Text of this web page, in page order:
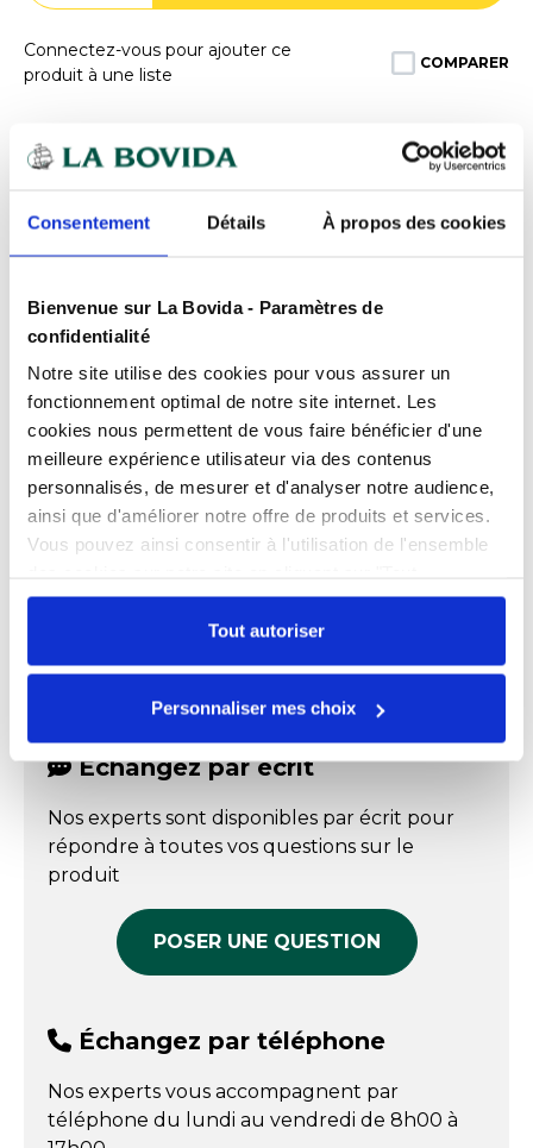
Consentement Détails À propos des cookies
Bienvenue sur La Bovida - Paramètres de
confidentialité
Notre site utilise des cookies pour vous assurer un
fonctionnement optimal de notre site internet. Les
cookies nous permettent de vous faire bénéficier d'une
meilleure expérience utilisateur via des contenus
personnalisés, de mesurer et d'analyser notre audience,
ainsi que d'améliorer notre offre de produits et services.
Vous pouvez ainsi consentir à l'utilisation de l'ensemble
autoriser". Cependant, si vous ne souhaitez autoriser que
certains types de cookies, veuillez cliquer sur
"Personnaliser mes choix".
Tout autoriser
Personnaliser mes choix
Connectez-vous pour ajouter ce
produit à une liste
COMPARER
Expéditionrapide
Paiement
100% sécurisé
Présentation
Une matière naturelle et solide pour
une ficelle de boucher de qualité
Ficelle de boucherprofessionnelle utilisée pour la
réalisation des rôtis et autres préparations bouchères
ficelées.
Ficelage rapide et simple.
Devi'Rolls de 1 kg (1750 mètres).
Couleur : blanc.
Calibre ficelage des produits : 35/2
Conditionnement ficelles : Rolls de 1 kg
Caractéristiques
Conditionnement Devi'Rolls de 1 kg
Couleur Blanc
Longueur 1750 m
Produits complémentaires
blanche en lin
Devi'Rolls - par 1 kg
En stock
Prix public affiché
32,30 € HT
COMPARER
Documents téléchargeables
FPP_0100240106.PDF
Échangez par écrit
Nos experts sont disponibles par écrit pour
répondre à toutes vos questions sur le
produit
POSER UNE QUESTION
Échangez par téléphone
Nos experts vous accompagnent par
téléphone du lundi au vendredi de 8h00 à